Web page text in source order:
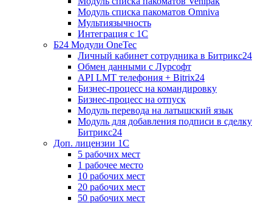
Модуль списка пакоматов Omniva
Мультиязычность
Интеграция с 1С
Б24 Модули OneTec
Личный кабинет сотрудника в Битрикс24
Обмен данными с Лурсофт
API LMT телефония + Bitrix24
Бизнес-процесс на командировку
Бизнес-процесс на отпуск
Модуль перевода на латышский язык
Модуль для добавления подписи в сделку
Битрикс24
Доп. лицензии 1С
5 рабочих мест
1 рабочее место
10 рабочих мест
20 рабочих мест
50 рабочих мест